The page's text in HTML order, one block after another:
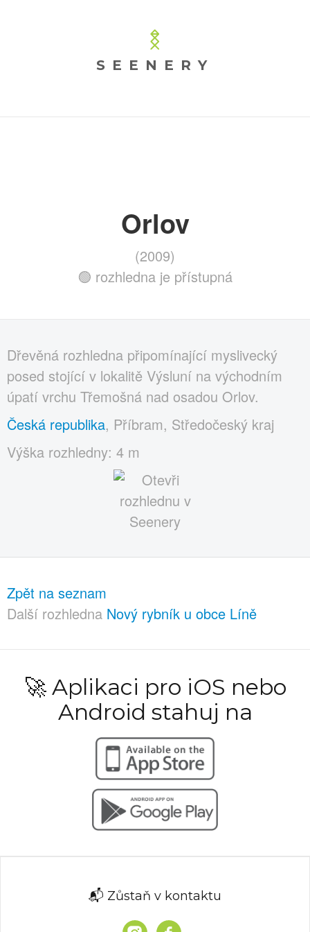
SEENERY
Orlov
(2009)
🟢 rozhledna je přístupná
Dřevěná rozhledna připomínající myslivecký
posed stojící v lokalitě Výsluní na východním
úpatí vrchu Třemošná nad osadou Orlov.
Česká republika, Příbram, Středočeský kraj
Výška rozhledny: 4 m
Zpět na seznam
Další rozhledna Nový rybník u obce Líně
🚀 Aplikaci pro iOS nebo
Android stahuj na
📬 Zůstaň v kontaktu